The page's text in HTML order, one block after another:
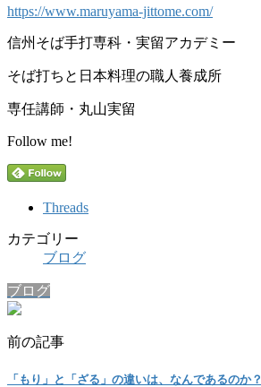
https://www.maruyama-jittome.com/
信州そば手打専科・実留アカデミー
そば打ちと日本料理の職人養成所
専任講師・丸山実留
Follow me!
Threads
カテゴリー
ブログ
ブログ
前の記事
「もり」と「ざる」の違いは、なんであるのか？